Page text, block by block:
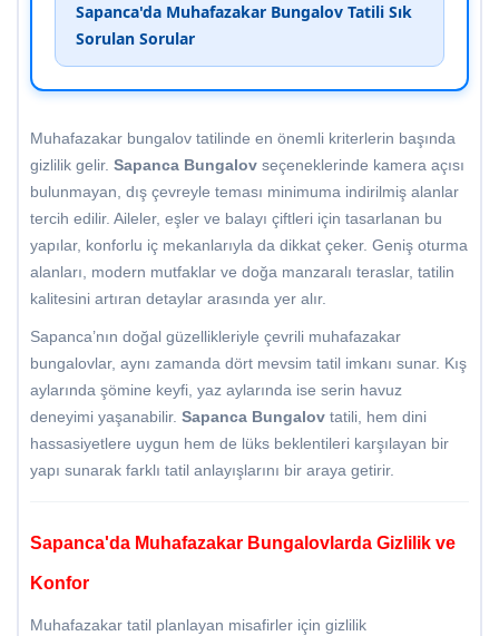
Sapanca'da Muhafazakar Bungalov Tatili Sık
Sorulan Sorular
Muhafazakar bungalov tatilinde en önemli kriterlerin başında
gizlilik gelir. Sapanca Bungalov seçeneklerinde kamera açısı
bulunmayan, dış çevreyle teması minimuma indirilmiş alanlar
tercih edilir. Aileler, eşler ve balayı çiftleri için tasarlanan bu
yapılar, konforlu iç mekanlarıyla da dikkat çeker. Geniş oturma
alanları, modern mutfaklar ve doğa manzaralı teraslar, tatilin
kalitesini artıran detaylar arasında yer alır.
Sapanca’nın doğal güzellikleriyle çevrili muhafazakar
bungalovlar, aynı zamanda dört mevsim tatil imkanı sunar. Kış
aylarında şömine keyfi, yaz aylarında ise serin havuz
deneyimi yaşanabilir. Sapanca Bungalov tatili, hem dini
hassasiyetlere uygun hem de lüks beklentileri karşılayan bir
yapı sunarak farklı tatil anlayışlarını bir araya getirir.
Sapanca'da Muhafazakar Bungalovlarda Gizlilik ve
Konfor
Muhafazakar tatil planlayan misafirler için gizlilik